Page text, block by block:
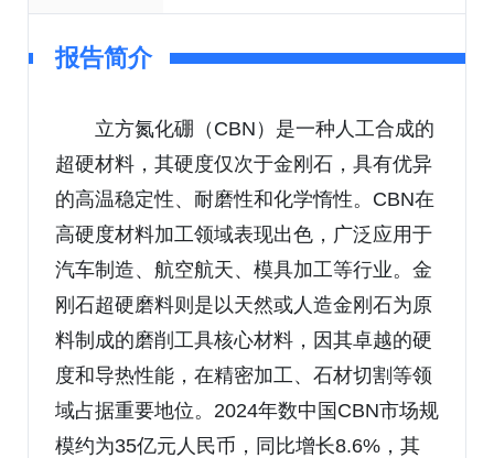
报告简介
立方氮化硼（CBN）是一种人工合成的
超硬材料，其硬度仅次于金刚石，具有优异
的高温稳定性、耐磨性和化学惰性。CBN在
高硬度材料加工领域表现出色，广泛应用于
汽车制造、航空航天、模具加工等行业。金
刚石超硬磨料则是以天然或人造金刚石为原
料制成的磨削工具核心材料，因其卓越的硬
度和导热性能，在精密加工、石材切割等领
域占据重要地位。2024年数中国CBN市场规
模约为35亿元人民币，同比增长8.6%，其